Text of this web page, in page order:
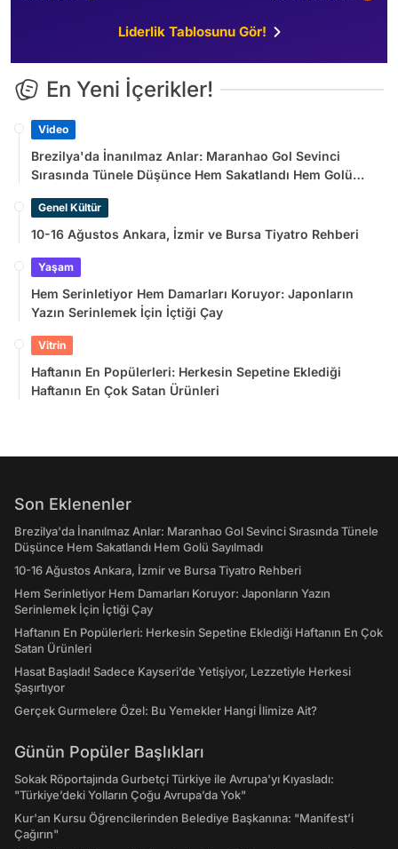
Liderlik Tablosunu Gör!
En Yeni İçerikler!
Video
Brezilya'da İnanılmaz Anlar: Maranhao Gol Sevinci
Sırasında Tünele Düşünce Hem Sakatlandı Hem Golü
Genel Kültür
10-16 Ağustos Ankara, İzmir ve Bursa Tiyatro Rehberi
Yaşam
Hem Serinletiyor Hem Damarları Koruyor: Japonların
Yazın Serinlemek İçin İçtiği Çay
Vitrin
Haftanın En Popülerleri: Herkesin Sepetine Eklediği
Haftanın En Çok Satan Ürünleri
Son Eklenenler
Brezilya'da İnanılmaz Anlar: Maranhao Gol Sevinci Sırasında Tünele
Düşünce Hem Sakatlandı Hem Golü Sayılmadı
10-16 Ağustos Ankara, İzmir ve Bursa Tiyatro Rehberi
Hem Serinletiyor Hem Damarları Koruyor: Japonların Yazın
Serinlemek İçin İçtiği Çay
Haftanın En Popülerleri: Herkesin Sepetine Eklediği Haftanın En Çok
Satan Ürünleri
Hasat Başladı! Sadece Kayseri’de Yetişiyor, Lezzetiyle Herkesi
Şaşırtıyor
Gerçek Gurmelere Özel: Bu Yemekler Hangi İlimize Ait?
Günün Popüler Başlıkları
Sokak Röportajında Gurbetçi Türkiye ile Avrupa'yı Kıyasladı:
"Türkiye’deki Yolların Çoğu Avrupa’da Yok"
Kur'an Kursu Öğrencilerinden Belediye Başkanına: "Manifest’i
Çağırın"